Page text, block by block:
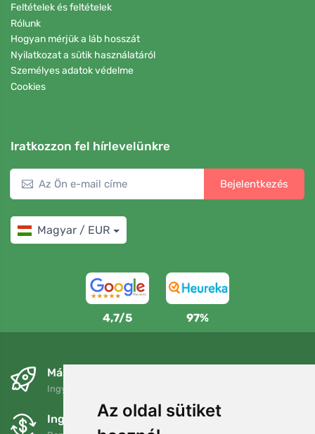
Az oldal sütiket
Feltételek és feltételek
Rólunk
Hogyan mérjük a láb hosszát
Nyilatkozat a sütik használatáról
Személyes adatok védelme
Cookies
Iratkozzon fel hírlevelünkre
Bejelentkezés
Magyar / EUR
4,7/5 97%
Másnapra és ingyenesen
Ingyenes szállítás a következő összeg felett: 80 EUR
Ingyenes csere és visszaküldés